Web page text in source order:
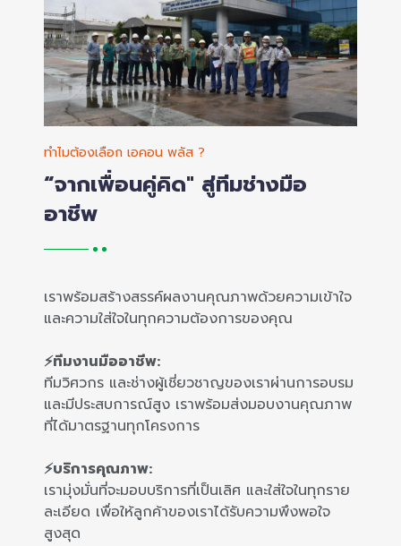
ทำไมต้องเลือก เอคอน พลัส ?
“จากเพื่อนคู่คิด" สู่ทีมช่างมือ
อาชีพ
เราพร้อมสร้างสรรค์ผลงานคุณภาพด้วยความเข้าใจ
และความใส่ใจในทุกความต้องการของคุณ
⚡ทีมงานมืออาชีพ:
ทีมวิศวกร และช่างผู้เชี่ยวชาญของเราผ่านการอบรม
และมีประสบการณ์สูง เราพร้อมส่งมอบงานคุณภาพ
ที่ได้มาตรฐานทุกโครงการ
⚡บริการคุณภาพ:
เรามุ่งมั่นที่จะมอบบริการที่เป็นเลิศ และใส่ใจในทุกราย
ละเอียด เพื่อให้ลูกค้าของเราได้รับความพึงพอใจ
สูงสุด